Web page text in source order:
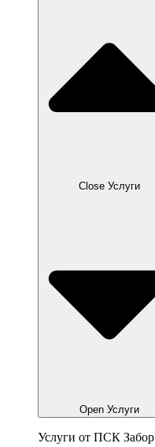
Close Услуги
Open Услуги
Услуги от ПСК Забор